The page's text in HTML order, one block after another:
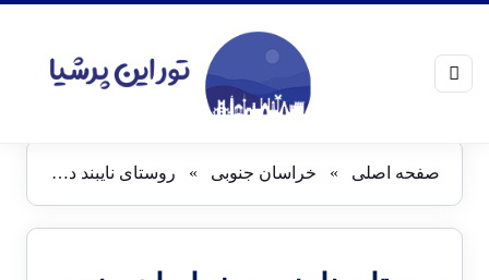
صفحه اصلی » خراسان جنوبی » روستای نایبند در خراسان جنوبی